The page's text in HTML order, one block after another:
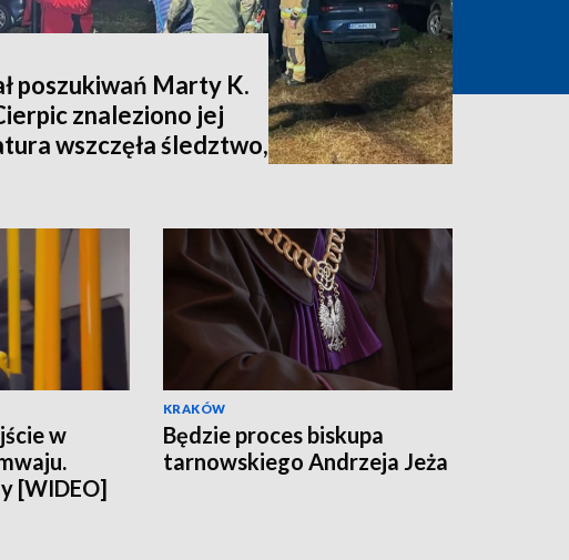
poszukiwań Marty K.
znaleziono jej
wszczęła śledztwo,
w
[WIDEO]
KRAKÓW
Będzie proces biskupa
tarnowskiego Andrzeja Jeża